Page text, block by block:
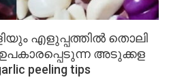
എളുപ്പത്തിൽ തൊലി
ഉപകാരപ്പെടുന്ന അടുക്കള
peeling tips